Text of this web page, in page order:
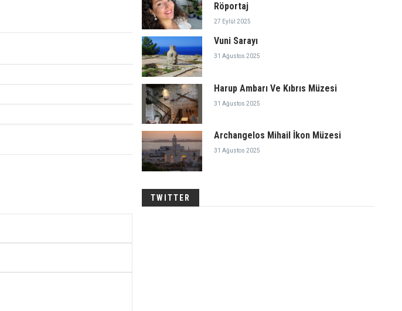
Röportaj
27 Eylül 2025
Vuni Sarayı
31 Ağustos 2025
Harup Ambarı Ve Kıbrıs Müzesi
31 Ağustos 2025
Archangelos Mihail İkon Müzesi
31 Ağustos 2025
TWITTER